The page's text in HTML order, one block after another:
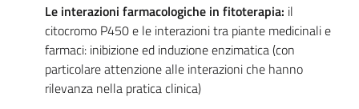
Le interazioni farmacologiche in fitoterapia: il
citocromo P450 e le interazioni tra piante medicinali e
farmaci: inibizione ed induzione enzimatica (con
particolare attenzione alle interazioni che hanno
rilevanza nella pratica clinica)